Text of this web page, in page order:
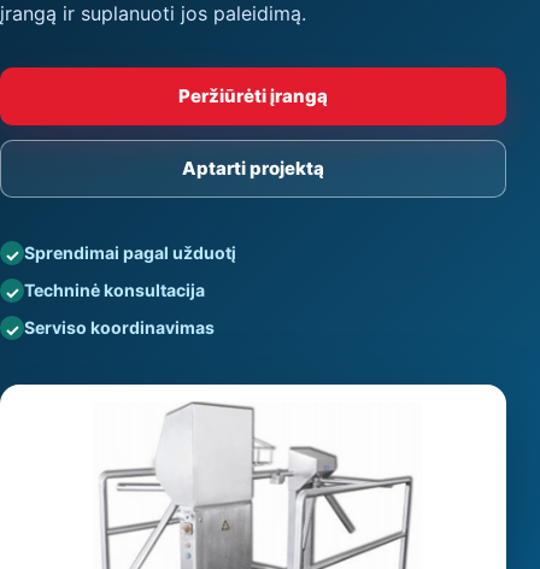
įrangą ir suplanuoti jos paleidimą.
Peržiūrėti įrangą
Aptarti projektą
Sprendimai pagal užduotį
Techninė konsultacija
Serviso koordinavimas